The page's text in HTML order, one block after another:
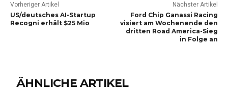
Vorheriger Artikel
US/deutsches AI-Startup
Recogni erhält $25 Mio
Nächster Artikel
Ford Chip Ganassi Racing
visiert am Wochenende den
dritten Road America-Sieg
in Folge an
ÄHNLICHE ARTIKEL